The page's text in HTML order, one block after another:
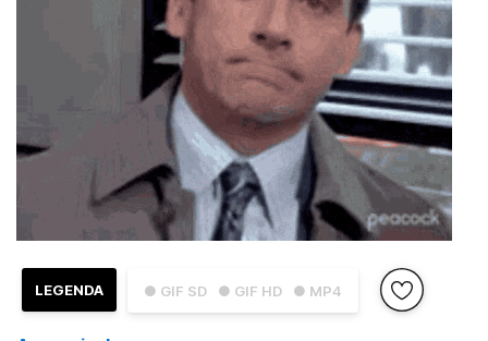
● GIF SD ● GIF HD ● MP4
LEGENDA